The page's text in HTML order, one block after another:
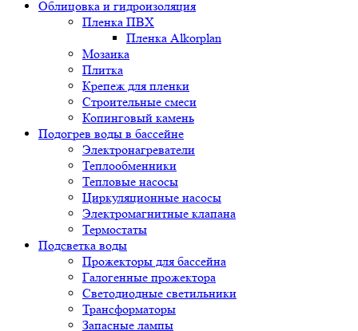
Облицовка и гидроизоляция
Пленка ПВХ
Пленка Alkorplan
Мозаика
Плитка
Крепеж для пленки
Строительные смеси
Копинговый камень
Подогрев воды в бассейне
Электронагреватели
Теплообменники
Тепловые насосы
Циркуляционные насосы
Электромагнитные клапана
Термостаты
Подсветка воды
Прожекторы для бассейна
Галогенные прожектора
Светодиодные светильники
Трансформаторы
Запасные лампы